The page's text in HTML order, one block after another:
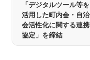
「デジタルツール等を
活用した町内会・自治
会活性化に関する連携
協定」を締結